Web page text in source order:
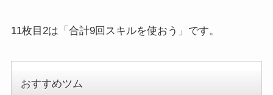
11枚目2は「合計9回スキルを使おう」です。
おすすめツム